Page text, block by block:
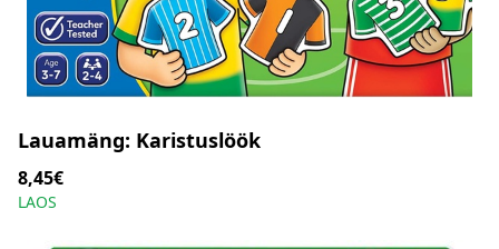
Lauamäng: Karistuslöök
8,45€
LAOS